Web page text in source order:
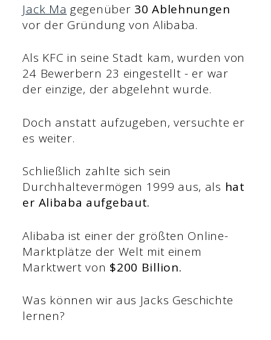
Jack Ma gegenüber 30 Ablehnungen
vor der Gründung von Alibaba.
Als KFC in seine Stadt kam, wurden von
24 Bewerbern 23 eingestellt - er war
der einzige, der abgelehnt wurde.
Doch anstatt aufzugeben, versuchte er
es weiter.
Schließlich zahlte sich sein
Durchhaltevermögen 1999 aus, als hat
er Alibaba aufgebaut.
Alibaba ist einer der größten Online-
Marktplätze der Welt mit einem
Marktwert von $200 Billion.
Was können wir aus Jacks Geschichte
lernen?